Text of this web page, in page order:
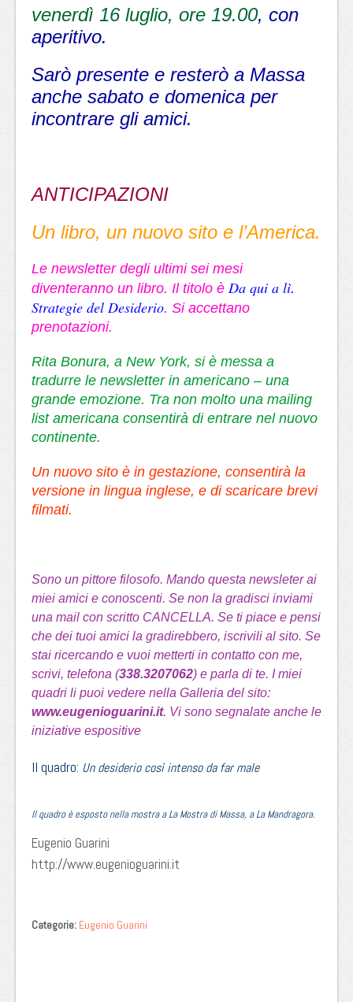
venerdì 16 luglio, ore 19.00, con
aperitivo.
Sarò presente e resterò a Massa
anche sabato e domenica per
incontrare gli amici.
ANTICIPAZIONI
Un libro, un nuovo sito e l’America.
Le newsletter degli ultimi sei mesi
diventeranno un libro. Il titolo è Da qui a lì.
Strategie del Desiderio. Si accettano
prenotazioni.
Rita Bonura, a New York, si è messa a
tradurre le newsletter in americano – una
grande emozione. Tra non molto una mailing
list americana consentirà di entrare nel nuovo
continente.
Un nuovo sito è in gestazione, consentirà la
versione in lingua inglese, e di scaricare brevi
filmati.
Sono un pittore filosofo. Mando questa newsleter ai
miei amici e conoscenti. Se non la gradisci inviami
una mail con scritto CANCELLA. Se ti piace e pensi
che dei tuoi amici la gradirebbero, iscrivili al sito. Se
stai ricercando e vuoi metterti in contatto con me,
scrivi, telefona (338.3207062) e parla di te. I miei
quadri li puoi vedere nella Galleria del sito:
www.eugenioguarini.it. Vi sono segnalate anche le
iniziative espositive
Il quadro: Un desiderio così intenso da far male
Il quadro è esposto nella mostra a La Mostra di Massa, a La Mandragora.
Eugenio Guarini
http://www.eugenioguarini.it
Categorie: Eugenio Guarini